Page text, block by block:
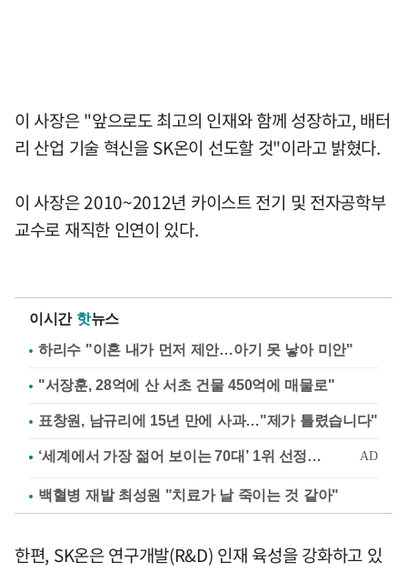
이 사장은 "앞으로도 최고의 인재와 함께 성장하고, 배터
리 산업 기술 혁신을 SK온이 선도할 것"이라고 밝혔다.
이 사장은 2010~2012년 카이스트 전기 및 전자공학부
교수로 재직한 인연이 있다.
이시간 핫뉴스
하리수 "이혼 내가 먼저 제안…아기 못 낳아 미안"
"서장훈, 28억에 산 서초 건물 450억에 매물로"
표창원, 남규리에 15년 만에 사과…"제가 틀렸습니다"
백혈병 재발 최성원 "치료가 날 죽이는 것 같아"
한편, SK온은 연구개발(R&D) 인재 육성을 강화하고 있